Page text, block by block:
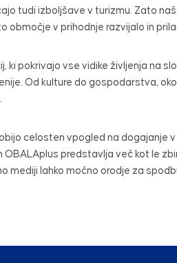
tudi izboljšave v turizmu. Zato
območje v prihodnje razvijalo in
pokrivajo vse vidike življenja na
Od kulture do gospodarstva,
celosten vpogled na dogajanje
predstavlja več kot le
mediji lahko močno orodje za